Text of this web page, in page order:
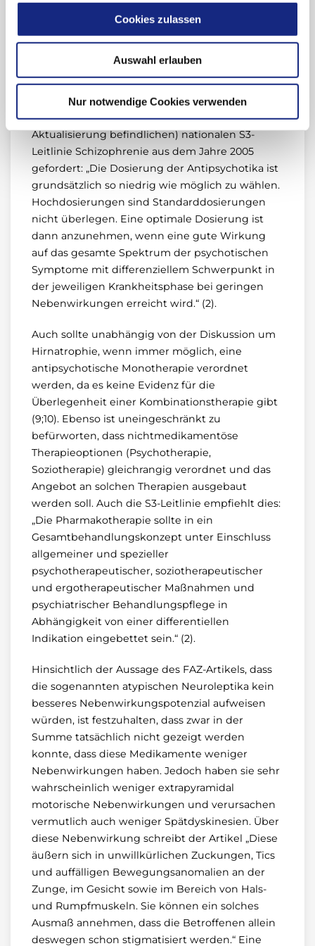
Cookies zulassen
Auswahl erlauben
Nur notwendige Cookies verwenden
gilt, dass die minimale Dosierung gewählt
werden sollte, die noch eine ausreichende
ausreichenden Rückfallschutz gewährleistet.
Eine höhere Dosierung würde lediglich das
Nebenwirkungsrisiko erhöhen. Dieses wird so
auch in der (mittlerweile abgelaufenen und in
Aktualisierung befindlichen) nationalen S3-
Leitlinie Schizophrenie aus dem Jahre 2005
gefordert: „Die Dosierung der Antipsychotika ist
grundsätzlich so niedrig wie möglich zu wählen.
Hochdosierungen sind Standarddosierungen
nicht überlegen. Eine optimale Dosierung ist
dann anzunehmen, wenn eine gute Wirkung
auf das gesamte Spektrum der psychotischen
Symptome mit differenziellem Schwerpunkt in
der jeweiligen Krankheitsphase bei geringen
Nebenwirkungen erreicht wird.“ (2).
Auch sollte unabhängig von der Diskussion um
Hirnatrophie, wenn immer möglich, eine
antipsychotische Monotherapie verordnet
werden, da es keine Evidenz für die
Überlegenheit einer Kombinationstherapie gibt
(9;10). Ebenso ist uneingeschränkt zu
befürworten, dass nichtmedikamentöse
Therapieoptionen (Psychotherapie,
Soziotherapie) gleichrangig verordnet und das
Angebot an solchen Therapien ausgebaut
werden soll. Auch die S3-Leitlinie empfiehlt dies:
„Die Pharmakotherapie sollte in ein
Gesamtbehandlungskonzept unter Einschluss
allgemeiner und spezieller
psychotherapeutischer, soziotherapeutischer
und ergotherapeutischer Maßnahmen und
psychiatrischer Behandlungspflege in
Abhängigkeit von einer differentiellen
Indikation eingebettet sein.“ (2).
Hinsichtlich der Aussage des FAZ-Artikels, dass
die sogenannten atypischen Neuroleptika kein
besseres Nebenwirkungspotenzial aufweisen
würden, ist festzuhalten, dass zwar in der
Summe tatsächlich nicht gezeigt werden
konnte, dass diese Medikamente weniger
Nebenwirkungen haben. Jedoch haben sie sehr
wahrscheinlich weniger extrapyramidal
motorische Nebenwirkungen und verursachen
vermutlich auch weniger Spätdyskinesien. Über
diese Nebenwirkung schreibt der Artikel „Diese
äußern sich in unwillkürlichen Zuckungen, Tics
und auffälligen Bewegungsanomalien an der
Zunge, im Gesicht sowie im Bereich von Hals-
und Rumpfmuskeln. Sie können ein solches
Ausmaß annehmen, dass die Betroffenen allein
deswegen schon stigmatisiert werden.“ Eine